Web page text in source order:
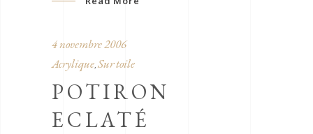
4 novembre 2006
Acrylique, Sur toile
POTIRON
ECLATÉ